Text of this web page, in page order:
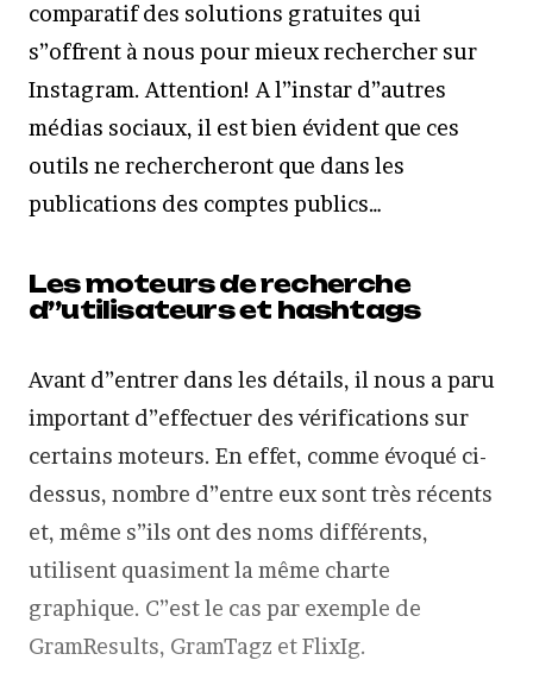
comparatif des solutions gratuites qui
s”offrent à nous pour mieux rechercher sur
Instagram. Attention! A l”instar d”autres
médias sociaux, il est bien évident que ces
outils ne rechercheront que dans les
publications des comptes publics…
Les moteurs de recherche
d”utilisateurs et hashtags
Avant d”entrer dans les détails, il nous a paru
important d”effectuer des vérifications sur
certains moteurs. En effet, comme évoqué ci-
dessus, nombre d”entre eux sont très récents
et, même s”ils ont des noms différents,
utilisent quasiment la même charte
graphique. C”est le cas par exemple de
GramResults, GramTagz et FlixIg.